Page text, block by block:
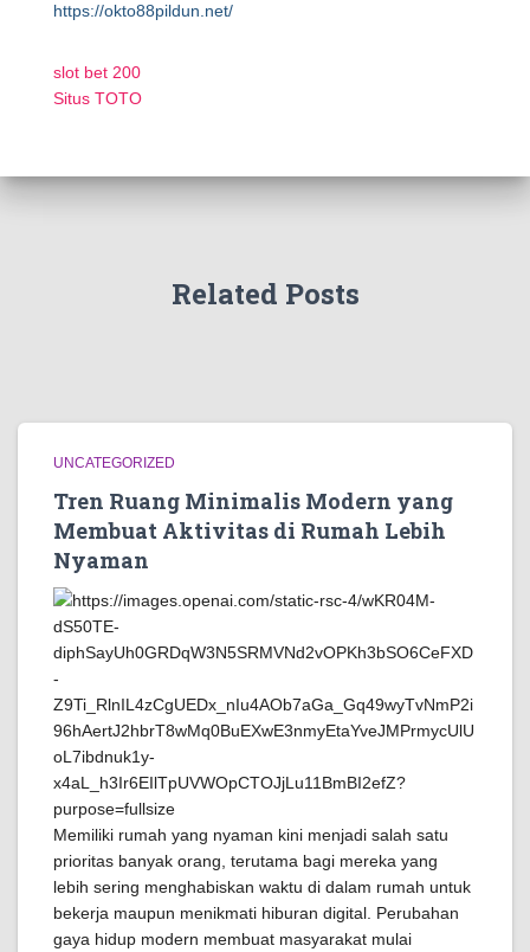
https://okto88pildun.net/
slot bet 200
Situs TOTO
Related Posts
UNCATEGORIZED
Tren Ruang Minimalis Modern yang
Membuat Aktivitas di Rumah Lebih
Nyaman
Memiliki rumah yang nyaman kini menjadi salah satu
prioritas banyak orang, terutama bagi mereka yang
lebih sering menghabiskan waktu di dalam rumah untuk
bekerja maupun menikmati hiburan digital. Perubahan
gaya hidup modern membuat masyarakat mulai